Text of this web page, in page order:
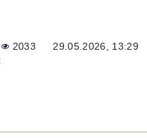
2033 29.05.2026, 13:29